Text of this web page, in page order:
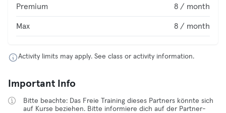
Premium 8 / month
Max 8 / month
Activity limits may apply. See class or activity information.
Important Info
Bitte beachte: Das Freie Training dieses Partners könnte sich
auf Kurse beziehen. Bitte informiere dich auf der Partner-